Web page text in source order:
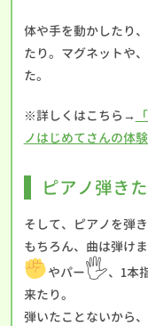
体や手を動かしたり
たり。マグネットや
た。
※詳しくはこちら→
ノはじめてさんの体
ピアノ弾き
そして、ピアノを弾き
もちろん、曲は弾け
やパー🖐️、1本
来たり。
弾いたことないから